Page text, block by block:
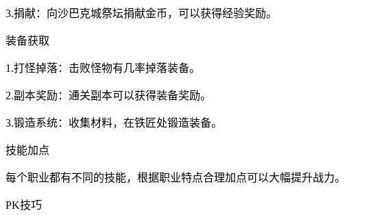
3.捐献：向沙巴克城祭坛捐献金币，可以获得经验奖励。
装备获取
1.打怪掉落：击败怪物有几率掉落装备。
2.副本奖励：通关副本可以获得装备奖励。
3.锻造系统：收集材料，在铁匠处锻造装备。
技能加点
每个职业都有不同的技能，根据职业特点合理加点可以大幅提升战力。
PK技巧